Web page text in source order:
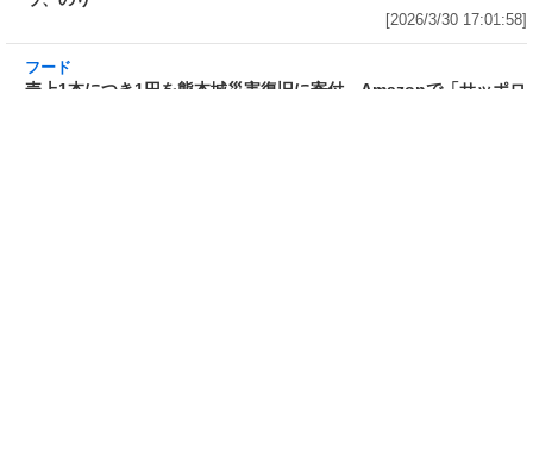
5,180円! 発売から10年、昨年までの累計寄付金額は6,344,952円
[2026/3/30 15:50:17]